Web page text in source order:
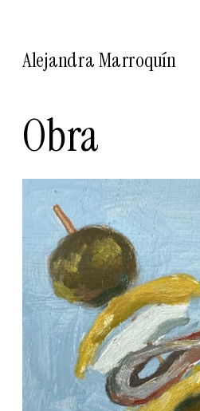
Obra
Alejandra Marroquín